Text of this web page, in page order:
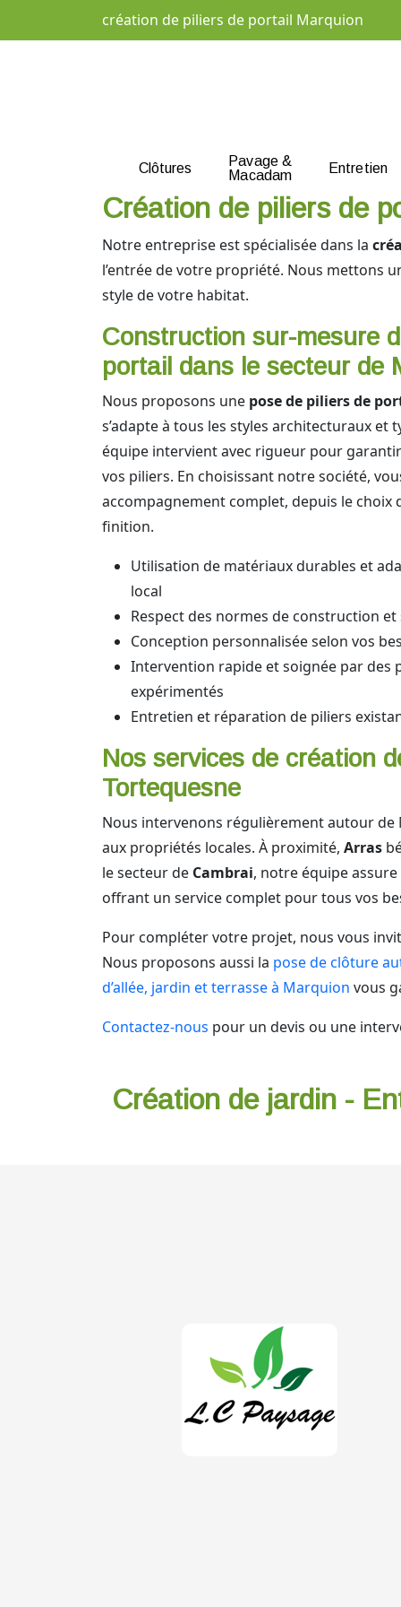
création de piliers de portail Marquion
Clôtures
Pavage &
Macadam
Entretien
Création de piliers de
Notre entreprise est spécialisée dans la
l’entrée de votre propriété. Nous mettons
style de votre habitat.
Construction sur-mesure
portail dans le secteur de
Nous proposons une pose de piliers de
s’adapte à tous les styles architecturaux et
équipe intervient avec rigueur pour
vos piliers. En choisissant notre société,
accompagnement complet, depuis le choix
finition.
Utilisation de matériaux durables et
local
Respect des normes de construction
Conception personnalisée selon vos
Intervention rapide et soignée par des
expérimentés
Entretien et réparation de piliers
Nos services de création
Tortequesne
Nous intervenons régulièrement autour
aux propriétés locales. À proximité, Arras
le secteur de Cambrai, notre équipe
offrant un service complet pour tous vos
Pour compléter votre projet, nous vous
Nous proposons aussi la pose de clôture
d’allée, jardin et terrasse à Marquion vous
Contactez-nous pour un devis ou une
Création de jardin -